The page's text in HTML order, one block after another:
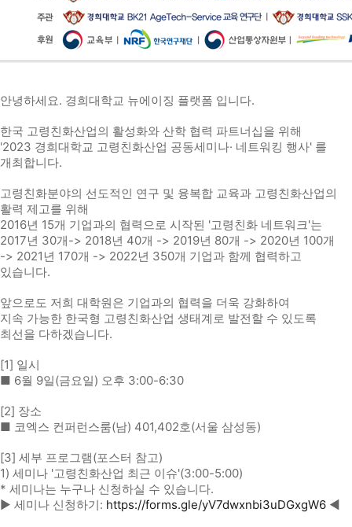
안녕하세요. 경희대학교 뉴에이징 플랫폼 입니다.
한국 고령친화산업의 활성화와 산학 협력 파트너십을 위해
'2023 경희대학교 고령친화산업 공동세미나· 네트워킹 행사' 를
개최합니다.
고령친화분야의 선도적인 연구 및 융복합 교육과 고령친화산업의
활력 제고를 위해
2016년 15개 기업과의 협력으로 시작된 '고령친화 네트워크'는
2017년 30개-> 2018년 40개 -> 2019년 80개 -> 2020년 100개
-> 2021년 170개 -> 2022년 350개 기업과 함께 협력하고
있습니다.
앞으로도 저희 대학원은 기업과의 협력을 더욱 강화하여
지속 가능한 한국형 고령친화산업 생태계로 발전할 수 있도록
최선을 다하겠습니다.
[1] 일시
■ 6월 9일(금요일) 오후 3:00-6:30
[2] 장소
■ 코엑스 컨퍼런스룸(남) 401,402호(서울 삼성동)
[3] 세부 프로그램(포스터 참고)
1) 세미나 '고령친화산업 최근 이슈'(3:00-5:00)
* 세미나는 누구나 신청하실 수 있습니다.
▶ 세미나 신청하기: https://forms.gle/yV7dwxnbi3uDGxgW6 ◀